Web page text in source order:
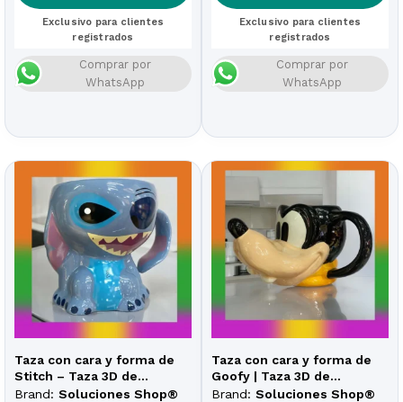
Exclusivo para clientes
registrados
Comprar por
WhatsApp
Exclusivo para clientes
registrados
Comprar por
WhatsApp
Taza con cara y forma de
Stitch – Taza 3D de
cerámica (350 ml)
Brand: Soluciones Shop®
Taza con cara y forma de
Goofy | Taza 3D de
cerámica (475 ml)
Brand: Soluciones Shop®